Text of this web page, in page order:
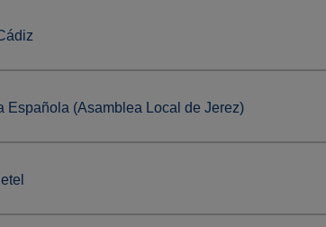
Española (Asamblea Local de Jerez)